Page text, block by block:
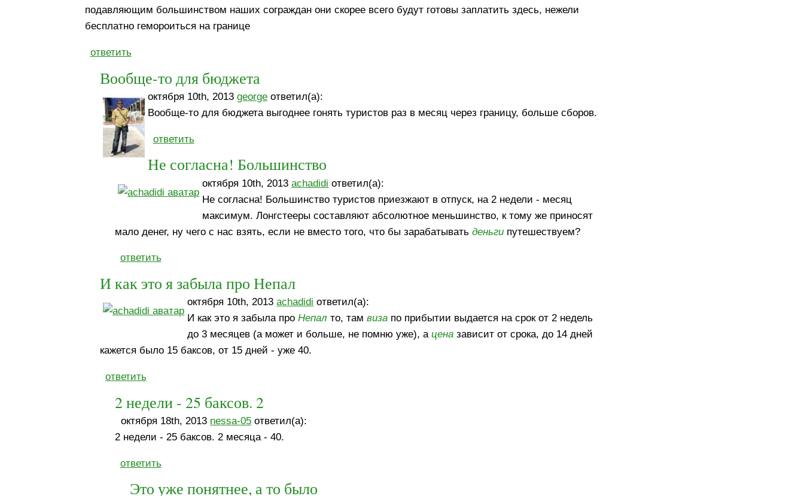
подавляющим большинством наших сограждан они скорее всего будут готовы заплатить здесь, нежели
бесплатно гемороиться на границе
ответить
Вообще-то для бюджета
октября 10th, 2013george ответил(а):
Вообще-то для бюджета выгоднее гонять туристов раз в месяц через границу, больше сборов.
ответить
Не согласна! Большинство
октября 10th, 2013achadidi ответил(а):
Не согласна! Большинство туристов приезжают в отпуск, на 2 недели - месяц
максимум. Лонгстееры составляют абсолютное меньшинство, к тому же приносят
мало денег, ну чего с нас взять, если не вместо того, что бы зарабатыватьденьги путешествуем?
ответить
И как это я забыла про Непал
октября 10th, 2013achadidi ответил(а):
И как это я забыла проНепал то, тамвиза по прибытии выдается на срок от 2 недель
до 3 месяцев (а может и больше, не помню уже), ацена зависит от срока, до 14 дней
кажется было 15 баксов, от 15 дней - уже 40.
ответить
2 недели - 25 баксов. 2
октября 18th, 2013 nessa-05 ответил(а):
2 недели - 25 баксов. 2 месяца - 40.
ответить
Это уже понятнее, а то было